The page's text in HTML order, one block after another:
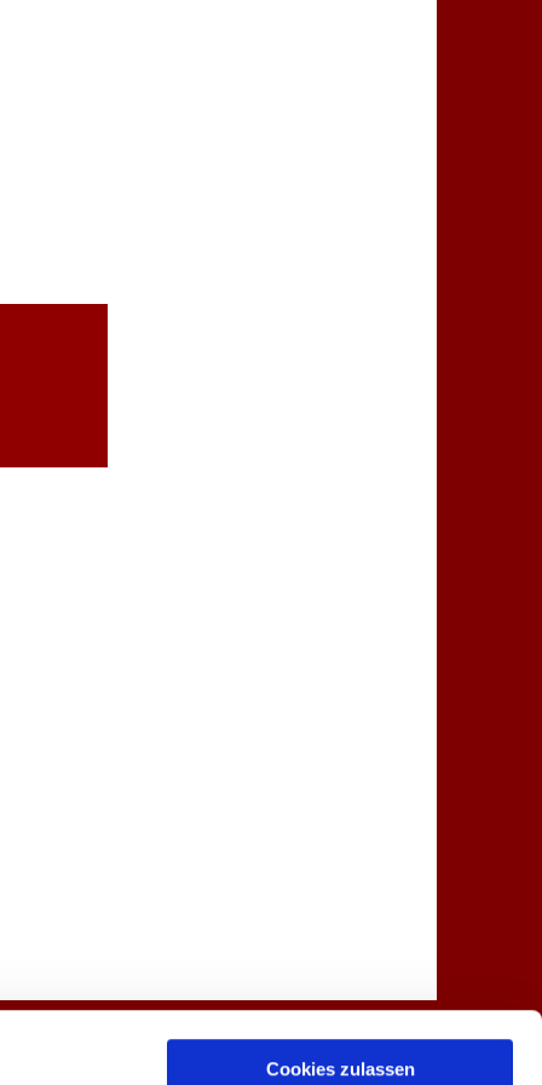
Cookies zulassen
Kontakt